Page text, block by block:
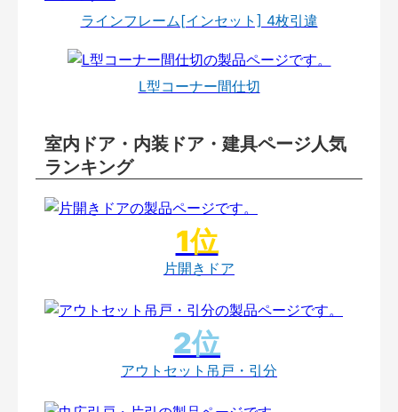
ラインフレーム[インセット] 4枚引違
L型コーナー間仕切
室内ドア・内装ドア・建具ページ人気
ランキング
片開きドア
アウトセット吊戸・引分